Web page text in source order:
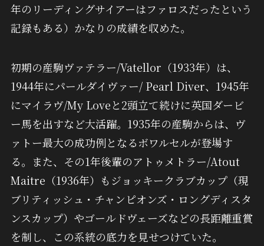
年のリーディングサイアーはファロスだったという
記録もある）かなりの成績を収めた。
初期の産駒ヴァテラー/Vatellor（1933年）は、
1944年にパールダイヴァー/ Pearl Diver、1945年
にマイラヴ/My Loveと2頭立て続けに英国ダービ
ー馬を出すなど大活躍。1935年の産駒からは、ヴ
ァトー最大の成功例となるボワルセルが登場す
る。また、その1年後輩のアトゥメトラー/Atout
Maitre（1936年）もジョッキークラブカップ（現
ブリティッシュ・チャンピオンズ・ロングディスタ
ンスカップ）やゴールドヴェーズなどの長距離重賞
を制し、この系統の底力を見せつけていた。